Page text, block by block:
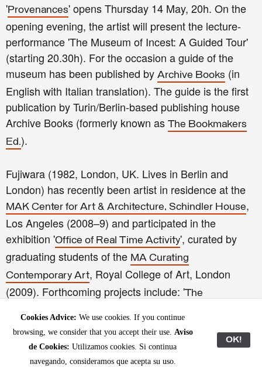
'Provenances' opens Thursday 14 May, 20h. On the
opening evening, the artist will present the lecture-
performance 'The Museum of Incest: A Guided Tour'
(starting 20.30h). For the occasion a guide of the
museum has been published by Archive Books (in
English with Italian translation). The guide is the first
publication by Turin/Berlin-based publishing house
Archive Books (formerly known as The Bookmakers
Ed.).
Fujiwara (1982, London, UK. Lives in Berlin and
London) has recently been artist in residence at the
MAK Center for Art & Architecture, Schindler House,
Los Angeles (2008–9) and participated in the
exhibition 'Office of Real Time Activity', curated by
graduating students of the MA Curating
Contemporary Art, Royal College of Art, London
(2009). Forthcoming projects include: 'The
Biennale di Venezia
Read more about Simon Fujiwara: Download a profile
Cookies Advice: We use cookies. If you continue
browsing, we consider that you accept their use. Aviso
de Cookies: Utilizamos cookies. Si continua
navegando, consideramos que acepta su uso.
OK!